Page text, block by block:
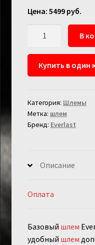
5499 руб.
Боксерский
Шлем
В
Купить в один
Категория: Шлемы
Метка: шлем
Бренд: Everlast
Описание
Оплата
Базовый шлем
удобный шлем